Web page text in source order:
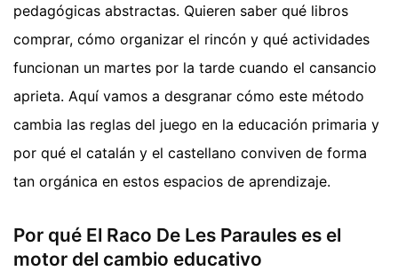
pedagógicas abstractas. Quieren saber qué libros
comprar, cómo organizar el rincón y qué actividades
funcionan un martes por la tarde cuando el cansancio
aprieta. Aquí vamos a desgranar cómo este método
cambia las reglas del juego en la educación primaria y
por qué el catalán y el castellano conviven de forma
tan orgánica en estos espacios de aprendizaje.
Por qué El Raco De Les Paraules es el
motor del cambio educativo